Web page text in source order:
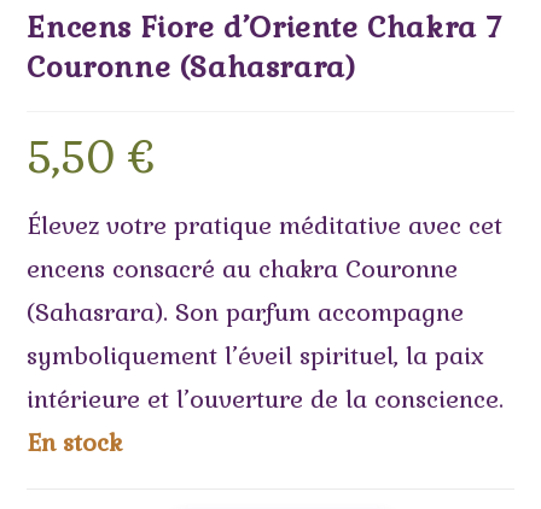
Encens Fiore d’Oriente Chakra 7
Couronne (Sahasrara)
5,50€
Élevez votre pratique méditative avec cet
encens consacré au chakra Couronne
(Sahasrara). Son parfum accompagne
symboliquement l’éveil spirituel, la paix
intérieure et l’ouverture de la conscience.
En stock